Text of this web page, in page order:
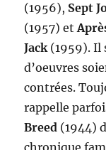
(1956), Sept
(1957) et
Jack(1959). Il
d’oeuvres
contrées.
rappelle
Breed (1944)